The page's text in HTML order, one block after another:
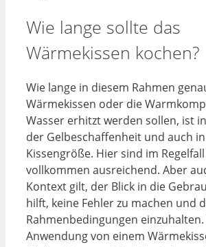
Wie lange sollte das
Wärmekissen kochen?
Wie lange in diesem Rahmen
Wärmekissen oder die
Wasser erhitzt werden sollen, ist
der Gelbeschaffenheit und auch
Kissengröße. Hier sind im
vollkommen ausreichend. Aber
Kontext gilt, der Blick in die
hilft, keine Fehler zu machen und
Rahmenbedingungen
Anwendung von einem